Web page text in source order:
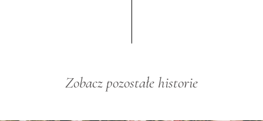
Zobacz pozostałe historie